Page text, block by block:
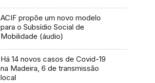
ACIF propõe um novo modelo
para o Subsídio Social de
Mobilidade (áudio)
Há 14 novos casos de Covid-19
na Madeira, 6 de transmissão
local